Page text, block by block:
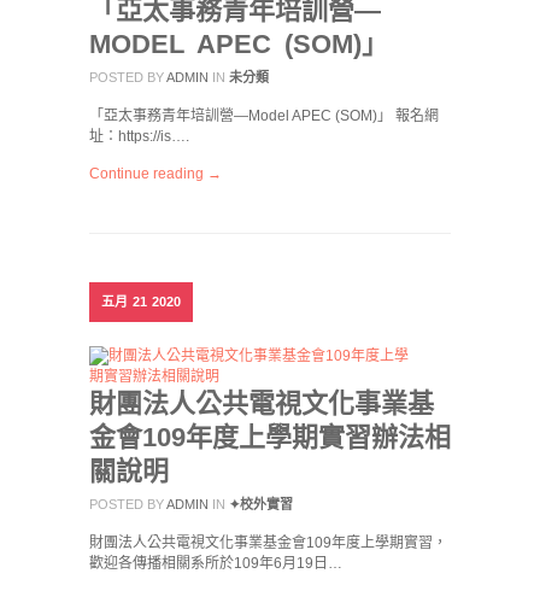
「亞太事務青年培訓營—
MODEL APEC (SOM)」
POSTED BYADMIN IN 未分類
「亞太事務青年培訓營—Model APEC (SOM)」 報名網
址：https://is….
Continue reading →
五月 21 2020
財團法人公共電視文化事業基
金會109年度上學期實習辦法相
關說明
POSTED BYADMIN IN ✦校外實習
財團法人公共電視文化事業基金會109年度上學期實習，
歡迎各傳播相關系所於109年6月19日…